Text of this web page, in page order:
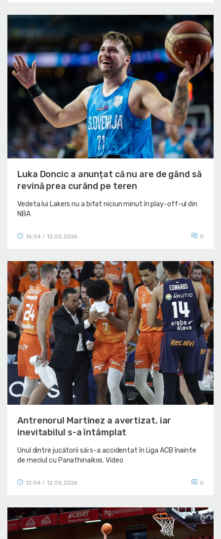
Luka Doncic a anunțat că nu are de gând să
revină prea curând pe teren
Vedeta lui Lakers nu a bifat niciun minut în play-off-ul din
NBA
16:34 12.05.2026 0
Antrenorul Martinez a avertizat, iar
inevitabilul s-a întâmplat
Unul dintre jucătorii săi s-a accidentat în Liga ACB înainte
de meciul cu Panathinaikos. Video
12:04 12.05.2026 0